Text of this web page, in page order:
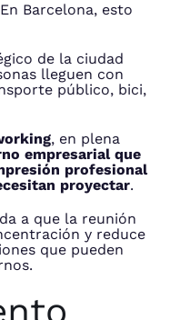
Barcelona, esto
de la ciudad
lleguen con
público, bici,
, en plena
empresarial que
profesional
proyectar.
a que la reunión
y reduce
que pueden